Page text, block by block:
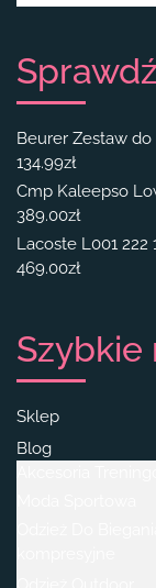
Beurer Zestaw
134.99zł
Cmp Kaleepso
389.00zł
Lacoste L001 222
469.00zł
Szybkie
Sklep
Blog